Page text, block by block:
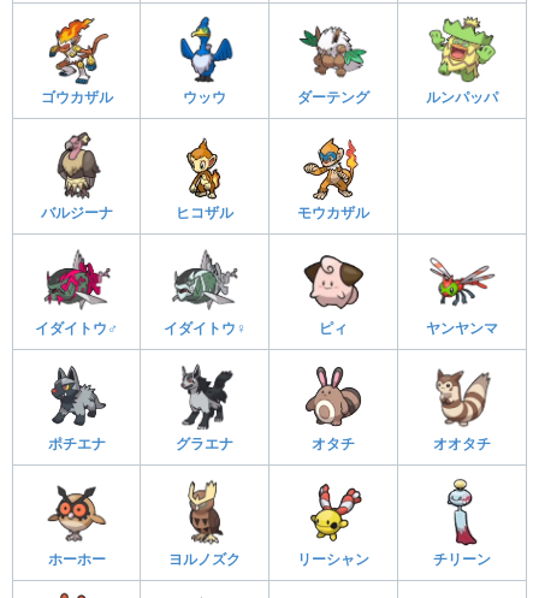
ゴウカザル ウッウ ダーテング ルンパッパ
バルジーナ ヒコザル モウカザル
イダイトウ♂ イダイトウ♀ ピィ ヤンヤンマ
ポチエナ グラエナ オタチ オオタチ
ホーホー ヨルノズク リーシャン チリーン